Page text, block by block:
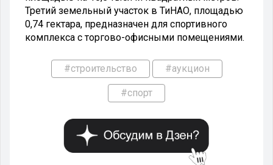
Третий земельный участок в ТиНАО, площадью
0,74 гектара, предназначен для спортивного
комплекса с торгово-офисными помещениями.
#строительство #аукцион
#спорт